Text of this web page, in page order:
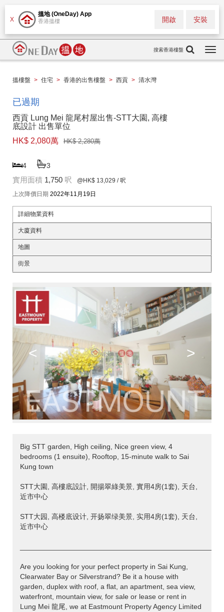
X
搵地 (OneDay) App
香港搵樓 安裝
開啟
搜索香港樓盤
搵樓盤 > 住宅 > 香港的出售樓盤 > 西貢 > 清水灣
已過期
西貢 Lung Mei 龍尾村屋出售-STT大園, 高樓
底設計 出售單位
HK$ 2,080萬
HK$ 2,280萬
4 3
實用面積 1,750 呎 @HK$ 13,029 / 呎
上次降價日期 2022年11月19日
詳細物業資料
大廈資料
地圖
街景
< >
Big STT garden, High ceiling, Nice green view, 4
bedrooms (1 ensuite), Rooftop, 15-minute walk to Sai
Kung town
STT大園, 高樓底設計, 開揚翠綠美景, 實用4房(1套), 天台,
近市中心
STT大园, 高楼底设计, 开扬翠绿美景, 实用4房(1套), 天台,
近市中心
Are you looking for your perfect property in Sai Kung,
Clearwater Bay or Silverstrand? Be it a house with
garden, duplex with roof, a flat, an apartment, sea view,
waterfront, mountain view, for sale or lease or rent in
Lung Mei 龍尾, we at Eastmount Property Agency Limited